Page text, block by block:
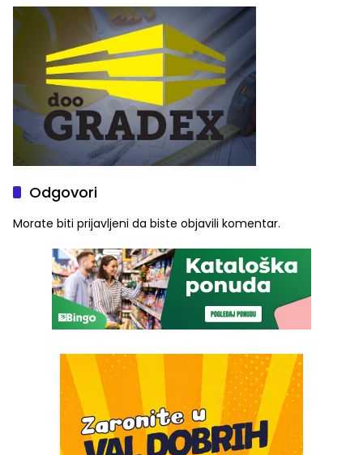
ove godine
Odgovori
Morate biti prijavljeni da biste objavili komentar.